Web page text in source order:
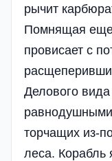
рычит
Помнящая еще
провисает с
Делового
торчащих из-
леса. Корабль